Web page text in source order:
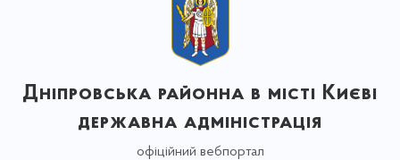
Дніпровська районна в місті Києві
державна адміністрація
офіційний вебпортал